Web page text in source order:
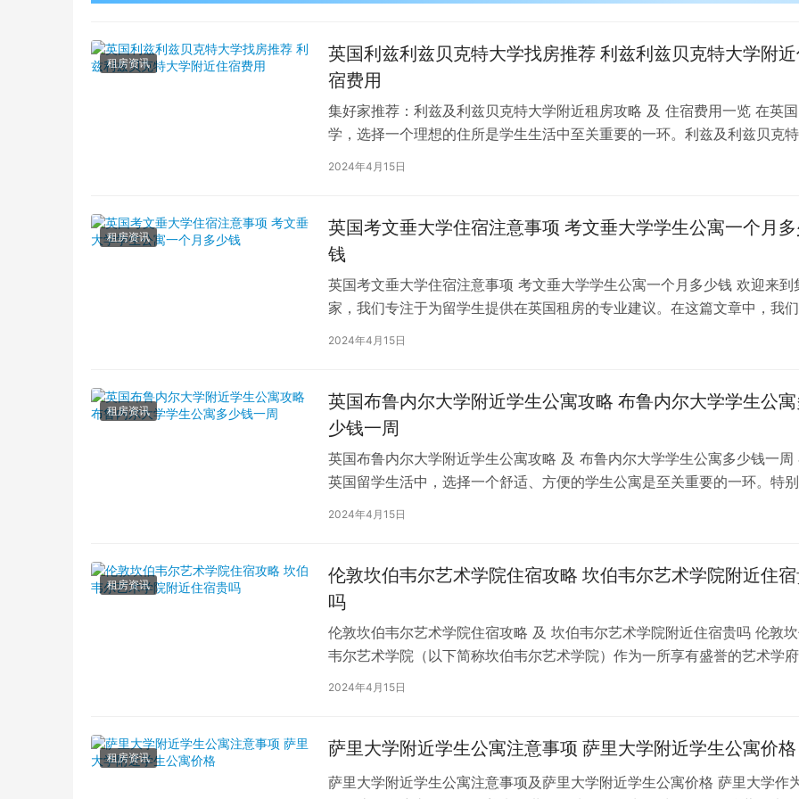
租房资讯
英国利兹利兹贝克特大学找房推荐 利兹利兹贝克特大学附
宿费用
集好家推荐：利兹及利兹贝克特大学附近租房攻略 及 住宿费用一览 在英
学，选择一个理想的住所是学生生活中至关重要的一环。利兹及利兹贝克特
学（以下简称利兹贝大）作为英国一所卓越的…
2024年4月15日
租房资讯
英国考文垂大学住宿注意事项 考文垂大学学生公寓一个月
钱
英国考文垂大学住宿注意事项 考文垂大学学生公寓一个月多少钱 欢迎来到
家，我们专注于为留学生提供在英国租房的专业建议。在这篇文章中，我们
深入探讨英国考文垂大学住宿的注意事项，以…
2024年4月15日
租房资讯
英国布鲁内尔大学附近学生公寓攻略 布鲁内尔大学学生公寓
少钱一周
英国布鲁内尔大学附近学生公寓攻略 及 布鲁内尔大学学生公寓多少钱一周
英国留学生活中，选择一个舒适、方便的学生公寓是至关重要的一环。特别
2024年4月15日
租房资讯
伦敦坎伯韦尔艺术学院住宿攻略 坎伯韦尔艺术学院附近住
吗
伦敦坎伯韦尔艺术学院住宿攻略 及 坎伯韦尔艺术学院附近住宿贵吗 伦敦
韦尔艺术学院（以下简称坎伯韦尔艺术学院）作为一所享有盛誉的艺术学府
吸引了全球各地的学子前来学习。而对于即将…
2024年4月15日
租房资讯 萨里大学附近学生公寓注意事项 萨里大学附近学生公寓价格
萨里大学附近学生公寓注意事项及萨里大学附近学生公寓价格 萨里大学作